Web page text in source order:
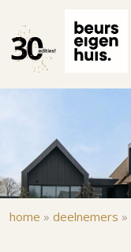
naar
de
Kruimelpad
home » deelnemers »